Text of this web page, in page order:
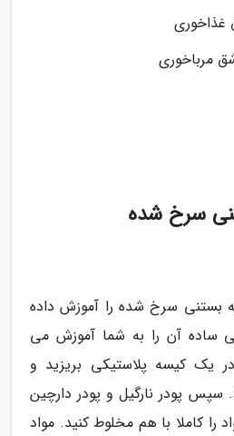
غذاخوری
مرباخوری
سرخ شده
بستنی سرخ شده را آموزش داده
ساده آن را به شما آموزش می
یک کیسه پلاستیکی بریزید و
سپس پودر نارگیل و پودر دارچین
را کاملا با هم مخلوط کنید. مواد